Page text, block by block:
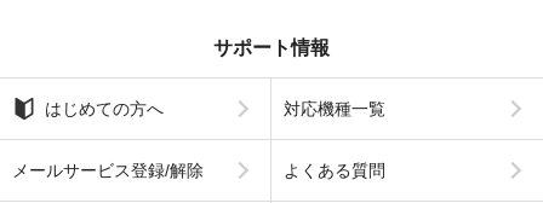
サポート情報
はじめての方へ 対応機種一覧
メールサービス登録/解除 よくある質問